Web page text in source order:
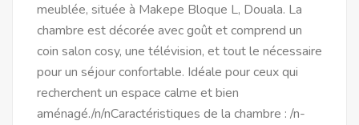
meublée, située à Makepe Bloque L, Douala. La
chambre est décorée avec goût et comprend un
coin salon cosy, une télévision, et tout le nécessaire
pour un séjour confortable. Idéale pour ceux qui
recherchent un espace calme et bien
aménagé./n/nCaractéristiques de la chambre : /n-